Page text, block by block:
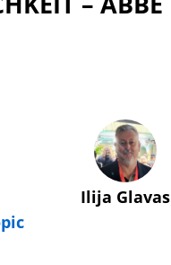
Ilija Glavas